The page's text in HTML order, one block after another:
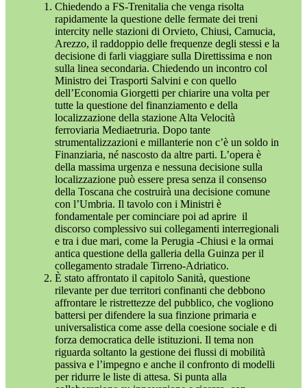
Chiedendo a FS-Trenitalia che venga risolta
rapidamente la questione delle fermate dei treni
intercity nelle stazioni di Orvieto, Chiusi, Camucia,
Arezzo, il raddoppio delle frequenze degli stessi e la
decisione di farli viaggiare sulla Direttissima e non
sulla linea secondaria. Chiedendo un incontro col
Ministro dei Trasporti Salvini e con quello
dell’Economia Giorgetti per chiarire una volta per
tutte la questione del finanziamento e della
localizzazione della stazione Alta Velocità
ferroviaria Mediaetruria. Dopo tante
strumentalizzazioni e millanterie non c’è un soldo in
Finanziaria, né nascosto da altre parti. L’opera è
della massima urgenza e nessuna decisione sulla
localizzazione può essere presa senza il consenso
della Toscana che costruirà una decisione comune
con l’Umbria. Il tavolo con i Ministri è
fondamentale per cominciare poi ad aprire il
discorso complessivo sui collegamenti interregionali
e tra i due mari, come la Perugia -Chiusi e la ormai
antica questione della galleria della Guinza per il
collegamento stradale Tirreno-Adriatico.
È stato affrontato il capitolo Sanità, questione
rilevante per due territori confinanti che debbono
affrontare le ristrettezze del pubblico, che vogliono
battersi per difendere la sua finzione primaria e
universalistica come asse della coesione sociale e di
forza democratica delle istituzioni. Il tema non
riguarda soltanto la gestione dei flussi di mobilità
passiva e l’impegno e anche il confronto di modelli
per ridurre le liste di attesa. Si punta alla